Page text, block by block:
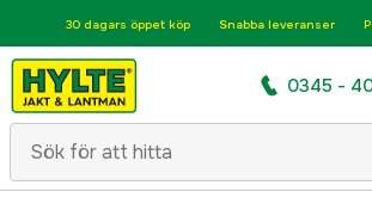
30 dagars öppet köp Snabba leveranser
0345 -